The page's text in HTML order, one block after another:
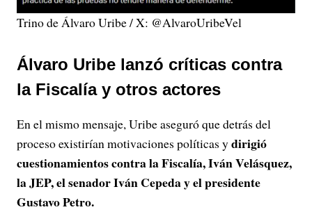
Trino de Álvaro Uribe / X: @AlvaroUribeVel
Álvaro Uribe lanzó críticas contra
la Fiscalía y otros actores
En el mismo mensaje, Uribe aseguró que detrás del
proceso existirían motivaciones políticas ydirigió
cuestionamientos contra la Fiscalía, Iván Velásquez,
la JEP, el senador Iván Cepeda y el presidente
Gustavo Petro.